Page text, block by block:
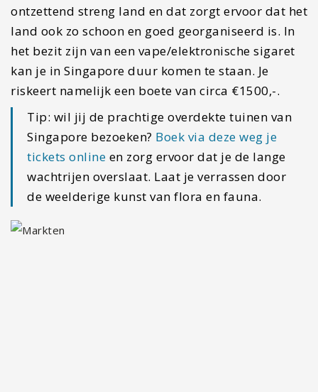
ontzettend streng land en dat zorgt ervoor dat het
land ook zo schoon en goed georganiseerd is. In
het bezit zijn van een vape/elektronische sigaret
kan je in Singapore duur komen te staan. Je
riskeert namelijk een boete van circa €1500,-.
Tip: wil jij de prachtige overdekte tuinen van
Singapore bezoeken? Boek via deze weg je
tickets online en zorg ervoor dat je de lange
wachtrijen overslaat. Laat je verrassen door
de weelderige kunst van flora en fauna.